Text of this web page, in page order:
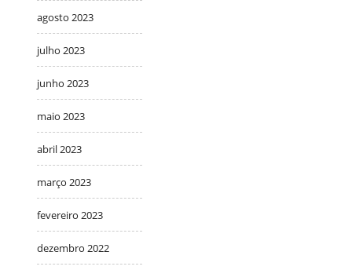
agosto 2023
julho 2023
junho 2023
maio 2023
abril 2023
março 2023
fevereiro 2023
dezembro 2022